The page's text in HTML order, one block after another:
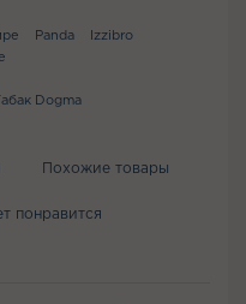
Panda
Izzibro
Табак Dogma
Похожие товары
понравится